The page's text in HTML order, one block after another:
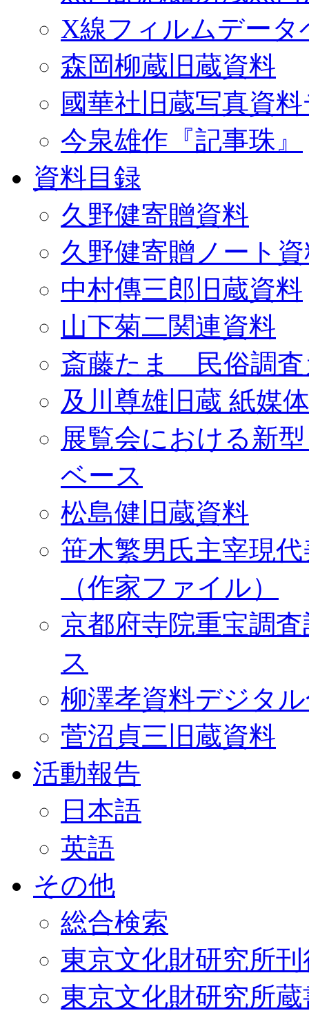
X線フィルムデータ
森岡柳蔵旧蔵資料
國華社旧蔵写真資
今泉雄作『記事珠』
資料目録
久野健寄贈資料
久野健寄贈ノート
中村傳三郎旧蔵資料
山下菊二関連資料
斎藤たま 民俗調査
及川尊雄旧蔵 紙媒
展覧会における新
ベース
松島健旧蔵資料
笹木繁男氏主宰現
（作家ファイル）
京都府寺院重宝調
ス
柳澤孝資料デジタ
菅沼貞三旧蔵資料
活動報告
日本語
英語
その他
総合検索
東京文化財研究所
東京文化財研究所